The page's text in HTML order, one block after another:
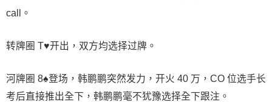
call。
转牌圈 T♥开出，双方均选择过牌。
河牌圈 8♠登场，韩鹏鹏突然发力，开火 40 万，CO 位选手长
考后直接推出全下，韩鹏鹏毫不犹豫选择全下跟注。